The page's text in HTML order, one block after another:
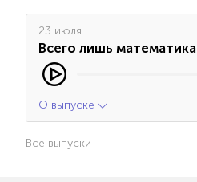
23 июля
Всего лишь математика
О выпуске
Все выпуски